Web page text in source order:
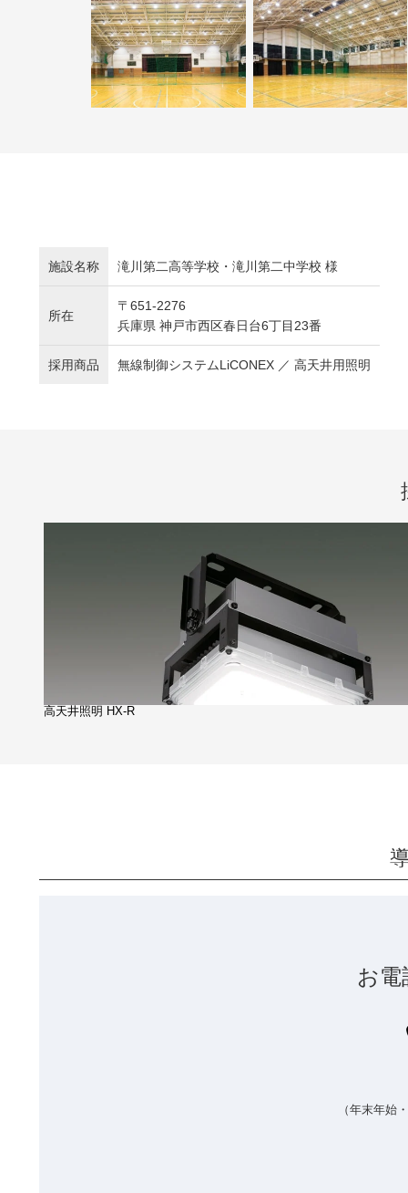
施設名称 滝川第二高等学校・滝川第二中学校 様
所在
〒651-2276
兵庫県 神戸市西区春日台6丁目23番
採用商品 無線制御システムLiCONEX ／ 高天井用照明
高天井照明 HX-R
お
（年末年始